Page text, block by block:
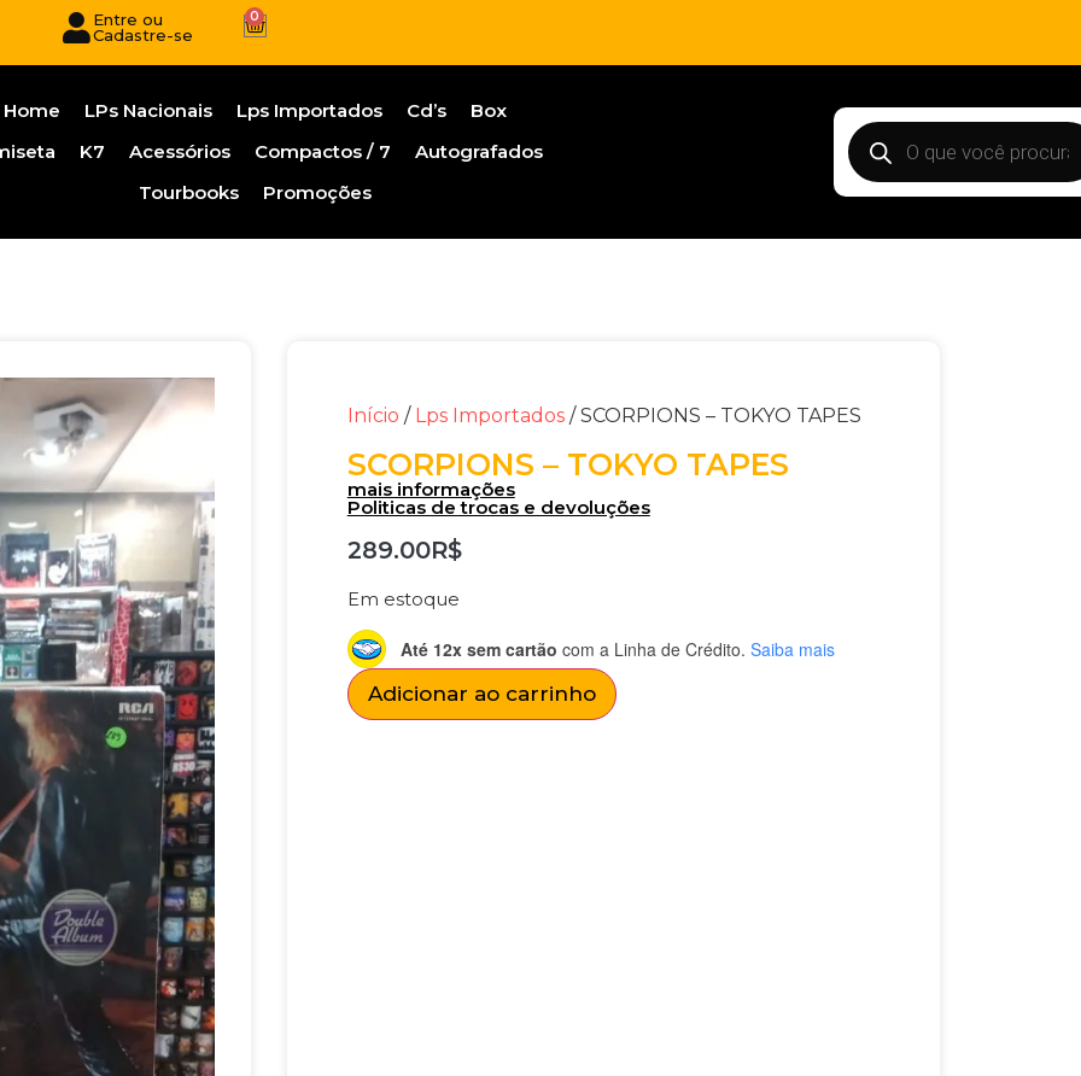
Entre ou
Cadastre-se
0
Home LPs Nacionais Lps Importados Cd’s
Box
K7 Acessórios Compactos / 7
Autografados
Tourbooks
Promoções
Início / Lps Importados/ SCORPIONS – TOKYO TAPES
SCORPIONS – TOKYO TAPES
mais informações
Politicas de trocas e devoluções
289.00R$
Em estoque
Até 12x sem cartão com a Linha de Crédito. Saiba mais
Adicionar ao carrinho